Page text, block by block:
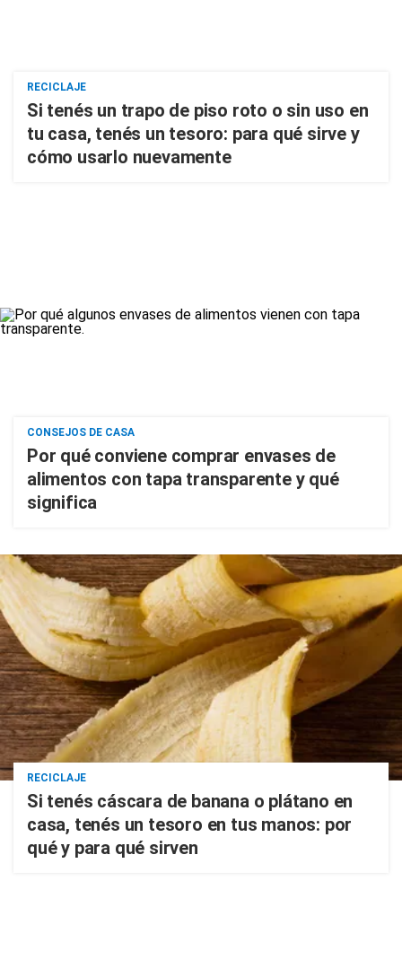
RECICLAJE
Si tenés un trapo de piso roto o sin uso en
tu casa, tenés un tesoro: para qué sirve y
cómo usarlo nuevamente
CONSEJOS DE CASA
Por qué conviene comprar envases de
alimentos con tapa transparente y qué
significa
RECICLAJE
Si tenés cáscara de banana o plátano en
casa, tenés un tesoro en tus manos: por
qué y para qué sirven